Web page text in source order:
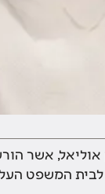
אוליאל, אשר
לבית המשפט